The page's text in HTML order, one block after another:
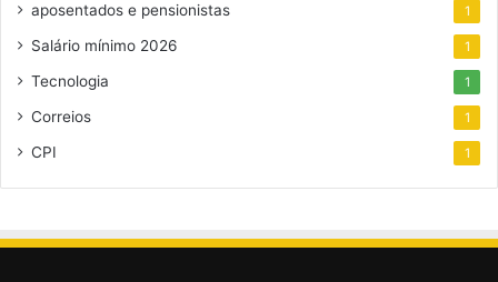
aposentados e pensionistas 1
Salário mínimo 2026 1
Tecnologia 1
Correios 1
CPI 1